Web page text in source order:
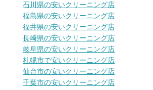
石川県の安いクリーニング店
福島県の安いクリーニング店
福井県の安いクリーニング店
長崎県の安いクリーニング店
岐阜県の安いクリーニング店
札幌市で安いクリーニング店
仙台市の安いクリーニング店
千葉市の安いクリーニング店